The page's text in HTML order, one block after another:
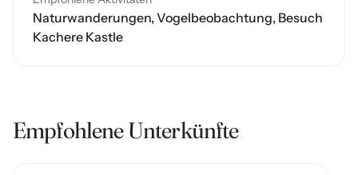
Naturwanderungen, Vogelbeobachtung, Besuch
Kachere Kastle
Empfohlene Unterkünfte